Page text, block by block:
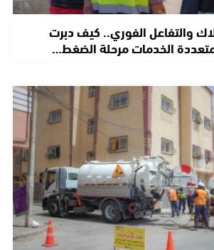
والتفاعل الفوري.. كيف دبرت
الخدمات مرحلة الضغط…